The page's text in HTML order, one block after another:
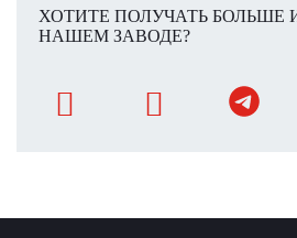
ХОТИТЕ ПОЛУЧАТЬ
НАШЕМ ЗАВОДЕ?